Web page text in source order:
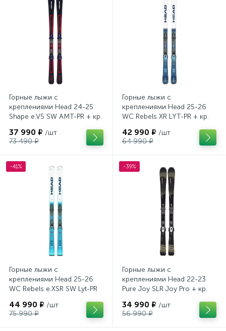
Горные лыжи с
креплениями Head 24-25
Shape e.V5 SW AMT-PR + кр.
37 990 ₽ /шт
73 490 ₽
Горные лыжи с
креплениями Head 25-26
WC Rebels XR LYT-PR + кр.
42 990 ₽ /шт
64 990 ₽
-41%
Горные лыжи с
креплениями Head 25-26
WC Rebels e.XSR SW Lyt-PR
(100943)
44 990 ₽ /шт
75 990 ₽
-39%
Горные лыжи с
креплениями Head 22-23
Pure Joy SLR Joy Pro + кр.
(100953)
34 990 ₽ /шт
56 990 ₽